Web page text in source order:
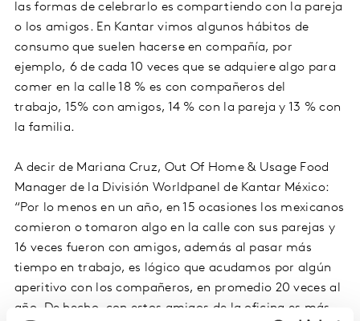
las formas de celebrarlo es compartiendo con la pareja
o los amigos. En Kantar vimos algunos hábitos de
consumo que suelen hacerse en compañía, por
ejemplo, 6 de cada 10 veces que se adquiere algo para
comer en la calle 18 % es con compañeros del
trabajo, 15% con amigos, 14 % con la pareja y 13 % con
la familia.
A decir de Mariana Cruz, Out Of Home & Usage Food
Manager de la División Worldpanel de Kantar México:
“Por lo menos en un año, en 15 ocasiones los mexicanos
comieron o tomaron algo en la calle con sus parejas y
16 veces fueron con amigos, además al pasar más
tiempo en trabajo, es lógico que acudamos por algún
aperitivo con los compañeros, en promedio 20 veces al
año. De hecho, con estos amigos de la oficina es más